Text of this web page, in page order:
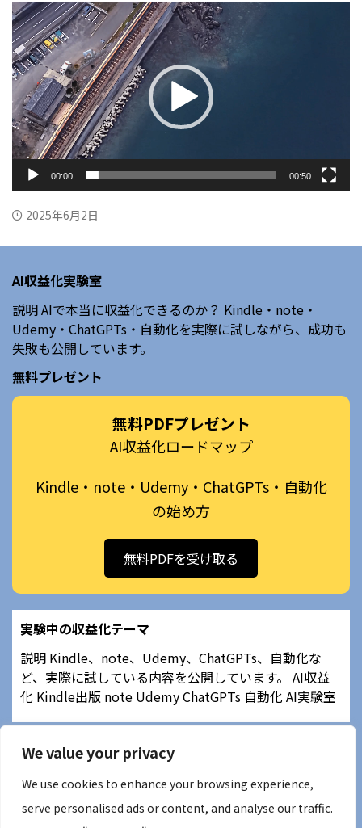
We value your privacy
We use cookies to enhance your browsing experience,
serve personalised ads or content, and analyse our traffic.
動
画
プ
レ
ー
ヤ
ー
00:00 00:50
2025年6月2日
AI収益化実験室
説明 AIで本当に収益化できるのか？ Kindle・note・
Udemy・ChatGPTs・自動化を実際に試しながら、成功も
失敗も公開しています。
無料プレゼント
無料PDFプレゼント
AI収益化ロードマップ
Kindle・note・Udemy・ChatGPTs・自動化
の始め方
無料PDFを受け取る
実験中の収益化テーマ
説明 Kindle、note、Udemy、ChatGPTs、自動化な
ど、実際に試している内容を公開しています。 AI収益
化 Kindle出版 note Udemy ChatGPTs 自動化 AI実験室